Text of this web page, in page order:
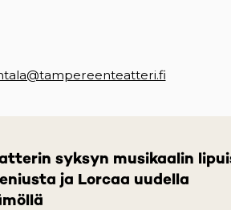
in a new tab)
syksyn musikaalin
ja Lorcaa uudella